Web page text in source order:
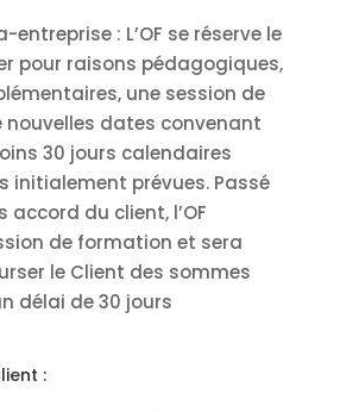
: L’OF se réserve le
pour raisons pédagogiques,
une session de
dates convenant
30 jours calendaires
initialement prévues. Passé
accord du client, l’OF
de formation et sera
le Client des sommes
délai de 30 jours
: